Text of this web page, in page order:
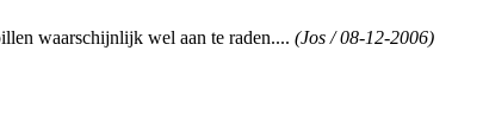
waarschijnlijk wel aan te raden.... (Jos / 08-12-2006)